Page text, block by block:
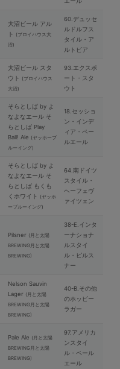
⼤沼ビール アル
ト (ブロイハウス⼤
沼)
60.デュッセ
ルドルフス
タイル・ア
ルトビア
⼤沼ビール スタ
ウト (ブロイハウス
⼤沼)
93.エクスポ
ート・スタ
ウト
そらとしば by よ
なよなエール そ
らとしば Play
Ball! Ale (ヤッホーブ
ルーイング)
18.セッショ
ン・インデ
ィア・ペー
ルエール
そらとしば by よ
なよなエール そ
らとしば もくも
くホワイト (ヤッホ
ーブルーイング)
64.南ドイツ
スタイル・
ヘーフェヴ
ァイツェン
Pilsner (⽉と太陽
BREWING⽉と太陽
BREWING)
38-E.インタ
ーナショナ
ルスタイ
ル・ピルス
ナー
Nelson Sauvin
Lager (⽉と太陽
BREWING⽉と太陽
BREWING)
40-B.その他
のホッピー
ラガー
Pale Ale (⽉と太陽
BREWING⽉と太陽
BREWING)
97.アメリカ
ンスタイ
ル・ペール
エール